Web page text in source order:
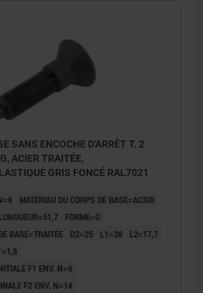
SANS ENCOCHE D'ARRÊT T. 2
ACIER TRAITÉE,
GRIS FONCÉ RAL7021
MATÉRIAU DU CORPS DE BASE=ACIER
LONGUEUR=51,7
FORME=G
BASE=TRAITÉE
D2=25 L1=28
L2=17,7
F1 ENV. N=6
F2 ENV. N=14